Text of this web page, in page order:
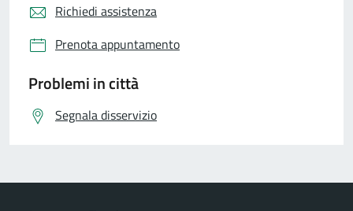
Richiedi assistenza
Prenota appuntamento
Problemi in città
Segnala disservizio